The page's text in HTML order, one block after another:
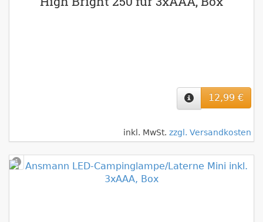
12,99 €
inkl. MwSt. zzgl. Versandkosten